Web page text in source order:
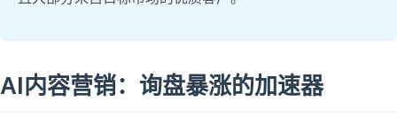
AI内容营销：询盘暴涨的加速器